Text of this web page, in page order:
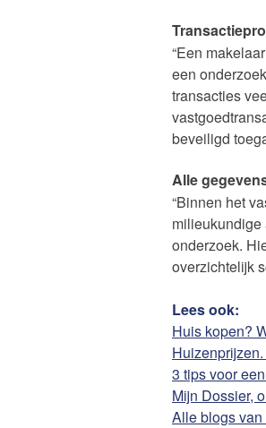
“Een
een
transacties
beveiligd
Alle
“Binnen het
milieukundige
onderzoek.
overzichtelijk
Lees ook:
Huis kopen?
3 tips voor
Mijn Dossier,
Alle blogs